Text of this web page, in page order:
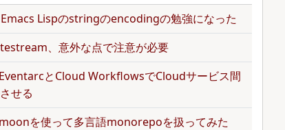
Emacs Lispのstringのencodingの勉強になった
、意外な点で注意が必要
EventarcとCloud WorkflowsでCloudサービス間
せる
moonを使って多言語monorepoを扱ってみた